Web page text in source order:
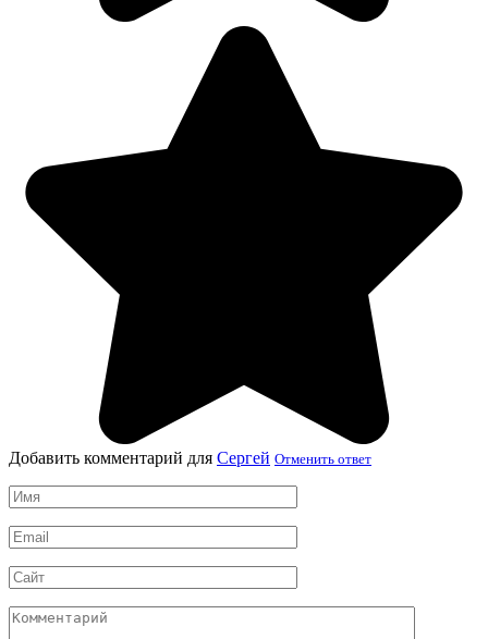
Добавить комментарий для Сергей Отменить ответ
Имя
*
Email
*
Сайт
Комментарий